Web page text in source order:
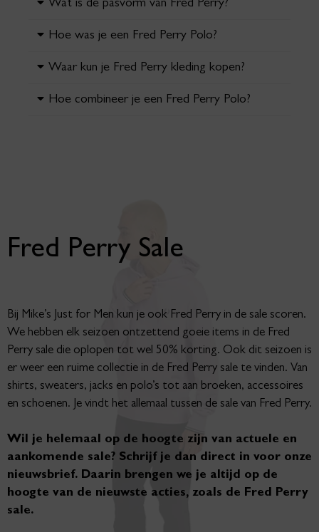
Wat is de pasvorm van Fred Perry?
Hoe was je een Fred Perry Polo?
Waar kun je Fred Perry kleding kopen?
Hoe combineer je een Fred Perry Polo?
Fred Perry Sale
Bij Mike’s Just for Men kun je ook Fred Perry in de sale scoren.
We hebben elk seizoen ontzettend goeie items in de Fred
Perry sale die oplopen tot wel 50% korting. Ook dit seizoen is
er weer een ruime collectie in de Fred Perry sale te vinden. Van
shirts, sweaters, jacks en polo’s tot aan broeken, accessoires
en schoenen. Je vindt het allemaal tussen de sale van Fred Perry.
Wil je helemaal op de hoogte zijn van actuele en
aankomende sale? Schrijf je dan direct in voor onze
nieuwsbrief. Daarin brengen we je altijd op de
hoogte van de nieuwste acties, zoals de Fred Perry
sale.